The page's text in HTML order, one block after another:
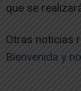
que se
Otras noticias
Bienvenida y